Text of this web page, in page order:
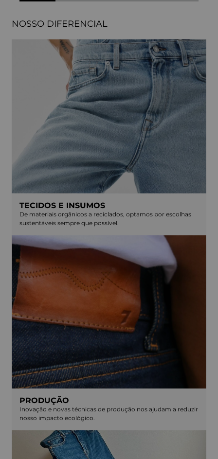
NOSSO DIFERENCIAL
TECIDOS E INSUMOS
De materiais orgânicos a reciclados, optamos por escolhas
sustentáveis sempre que possível.
PRODUÇÃO
Inovação e novas técnicas de produção nos ajudam a reduzir
nosso impacto ecológico.